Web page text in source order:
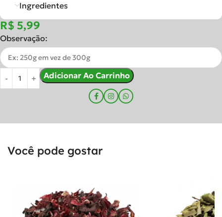
Ingredientes
R$
Observação:
Adicionar Ao Carrinho
Você pode gostar